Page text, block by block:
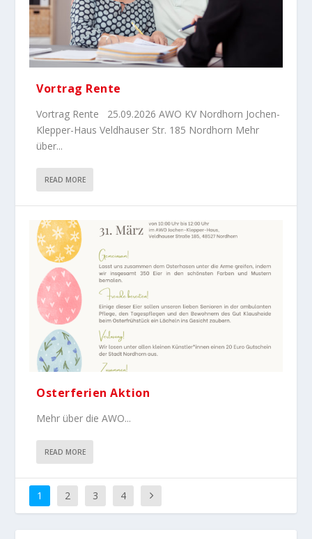
Vortrag Rente
Vortrag Rente 25.09.2026 AWO KV Nordhorn Jochen-
Klepper-Haus Veldhauser Str. 185 Nordhorn Mehr
über...
READ MORE
Osterferien Aktion
Mehr über die AWO...
READ MORE
1 2 3 4